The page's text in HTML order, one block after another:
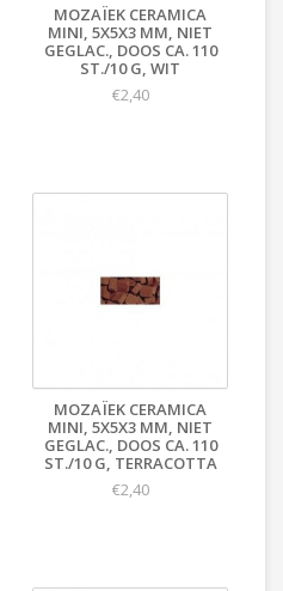
MOZAÏEK CERAMICA
MINI, 5X5X3 MM, NIET
GEGLAC., DOOS CA. 110
ST./10 G, WIT
€2,40
MOZAÏEK CERAMICA
MINI, 5X5X3 MM, NIET
GEGLAC., DOOS CA. 110
ST./10 G, TERRACOTTA
€2,40